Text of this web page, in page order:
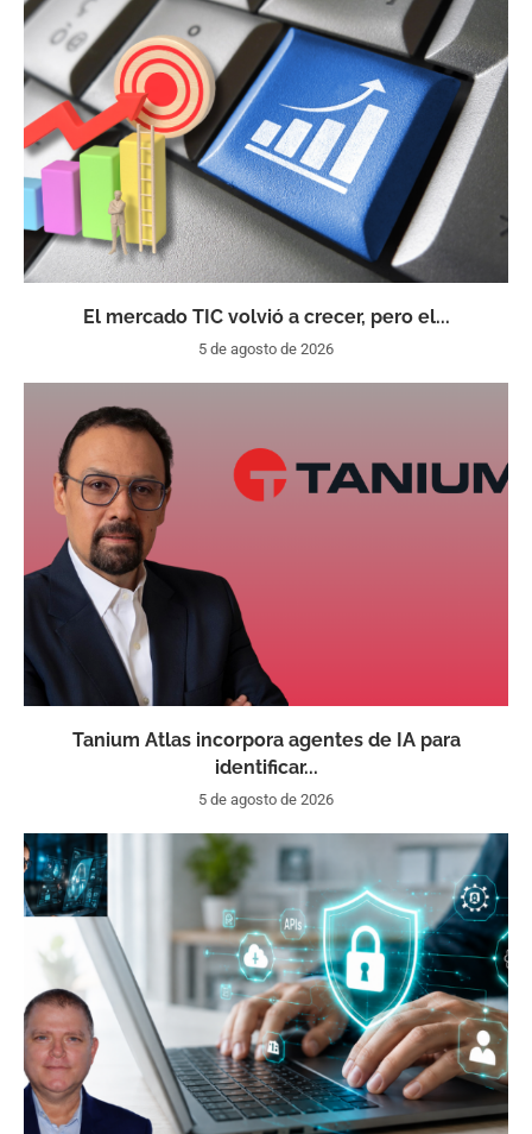
El mercado TIC volvió a crecer, pero el...
5 de agosto de 2026
Tanium Atlas incorpora agentes de IA para
identificar...
5 de agosto de 2026